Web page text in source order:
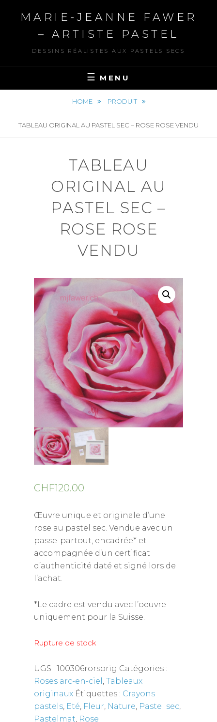
MARIE-JEANNE FAWER
– ARTISTE PASTEL
DESSINS RÉALISTES AUX PASTELS SECS
MENU
HOME PRODUIT
TABLEAU ORIGINAL AU PASTEL SEC – ROSE ROSE VENDU
TABLEAU
ORIGINAL AU
PASTEL SEC –
ROSE ROSE
VENDU
CHF120.00
Œuvre unique et originale d’une
rose au pastel sec. Vendue avec un
passe-partout, encadrée* et
accompagnée d’un certificat
d’authenticité daté et signé lors de
l’achat.
*Le cadre est vendu avec l’oeuvre
uniquement pour la Suisse.
Rupture de stock
UGS : 100306rorsorig Catégories :
Roses arc-en-ciel , Tableaux
originaux Étiquettes : Crayons
pastels, Eté, Fleur, Nature, Pastel sec,
Pastelmat, Rose